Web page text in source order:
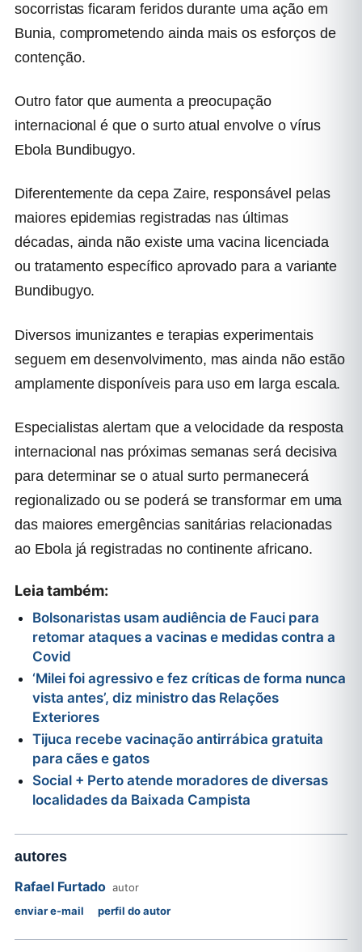
socorristas ficaram feridos durante uma ação em
Bunia, comprometendo ainda mais os esforços de
contenção.
Outro fator que aumenta a preocupação
internacional é que o surto atual envolve o vírus
Ebola Bundibugyo.
Diferentemente da cepa Zaire, responsável pelas
maiores epidemias registradas nas últimas
décadas, ainda não existe uma vacina licenciada
ou tratamento específico aprovado para a variante
Bundibugyo.
Diversos imunizantes e terapias experimentais
seguem em desenvolvimento, mas ainda não estão
amplamente disponíveis para uso em larga escala.
Especialistas alertam que a velocidade da resposta
internacional nas próximas semanas será decisiva
para determinar se o atual surto permanecerá
regionalizado ou se poderá se transformar em uma
das maiores emergências sanitárias relacionadas
ao Ebola já registradas no continente africano.
Leia também:
Bolsonaristas usam audiência de Fauci para
retomar ataques a vacinas e medidas contra a
Covid
‘Milei foi agressivo e fez críticas de forma nunca
vista antes’, diz ministro das Relações
Exteriores
Tijuca recebe vacinação antirrábica gratuita
para cães e gatos
Social + Perto atende moradores de diversas
localidades da Baixada Campista
autores
Rafael Furtado autor
enviar e-mail
perfil do autor